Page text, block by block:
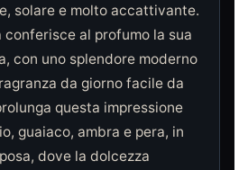
solare e molto accattivante.
al profumo la sua
con uno splendore moderno
da giorno facile da
questa impressione
guaiaco, ambra e pera, in
dove la dolcezza